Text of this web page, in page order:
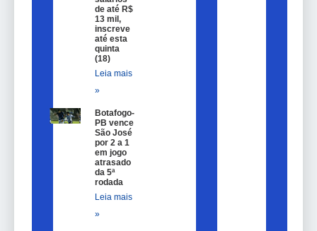
de até R$
13 mil,
inscreve
até esta
quinta
(18)
Leia mais
»
Botafogo-
PB vence
São José
por 2 a 1
em jogo
atrasado
da 5ª
rodada
Leia mais
»